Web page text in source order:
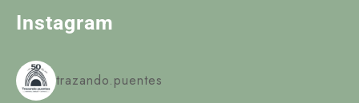
Instagram
trazando.puentes